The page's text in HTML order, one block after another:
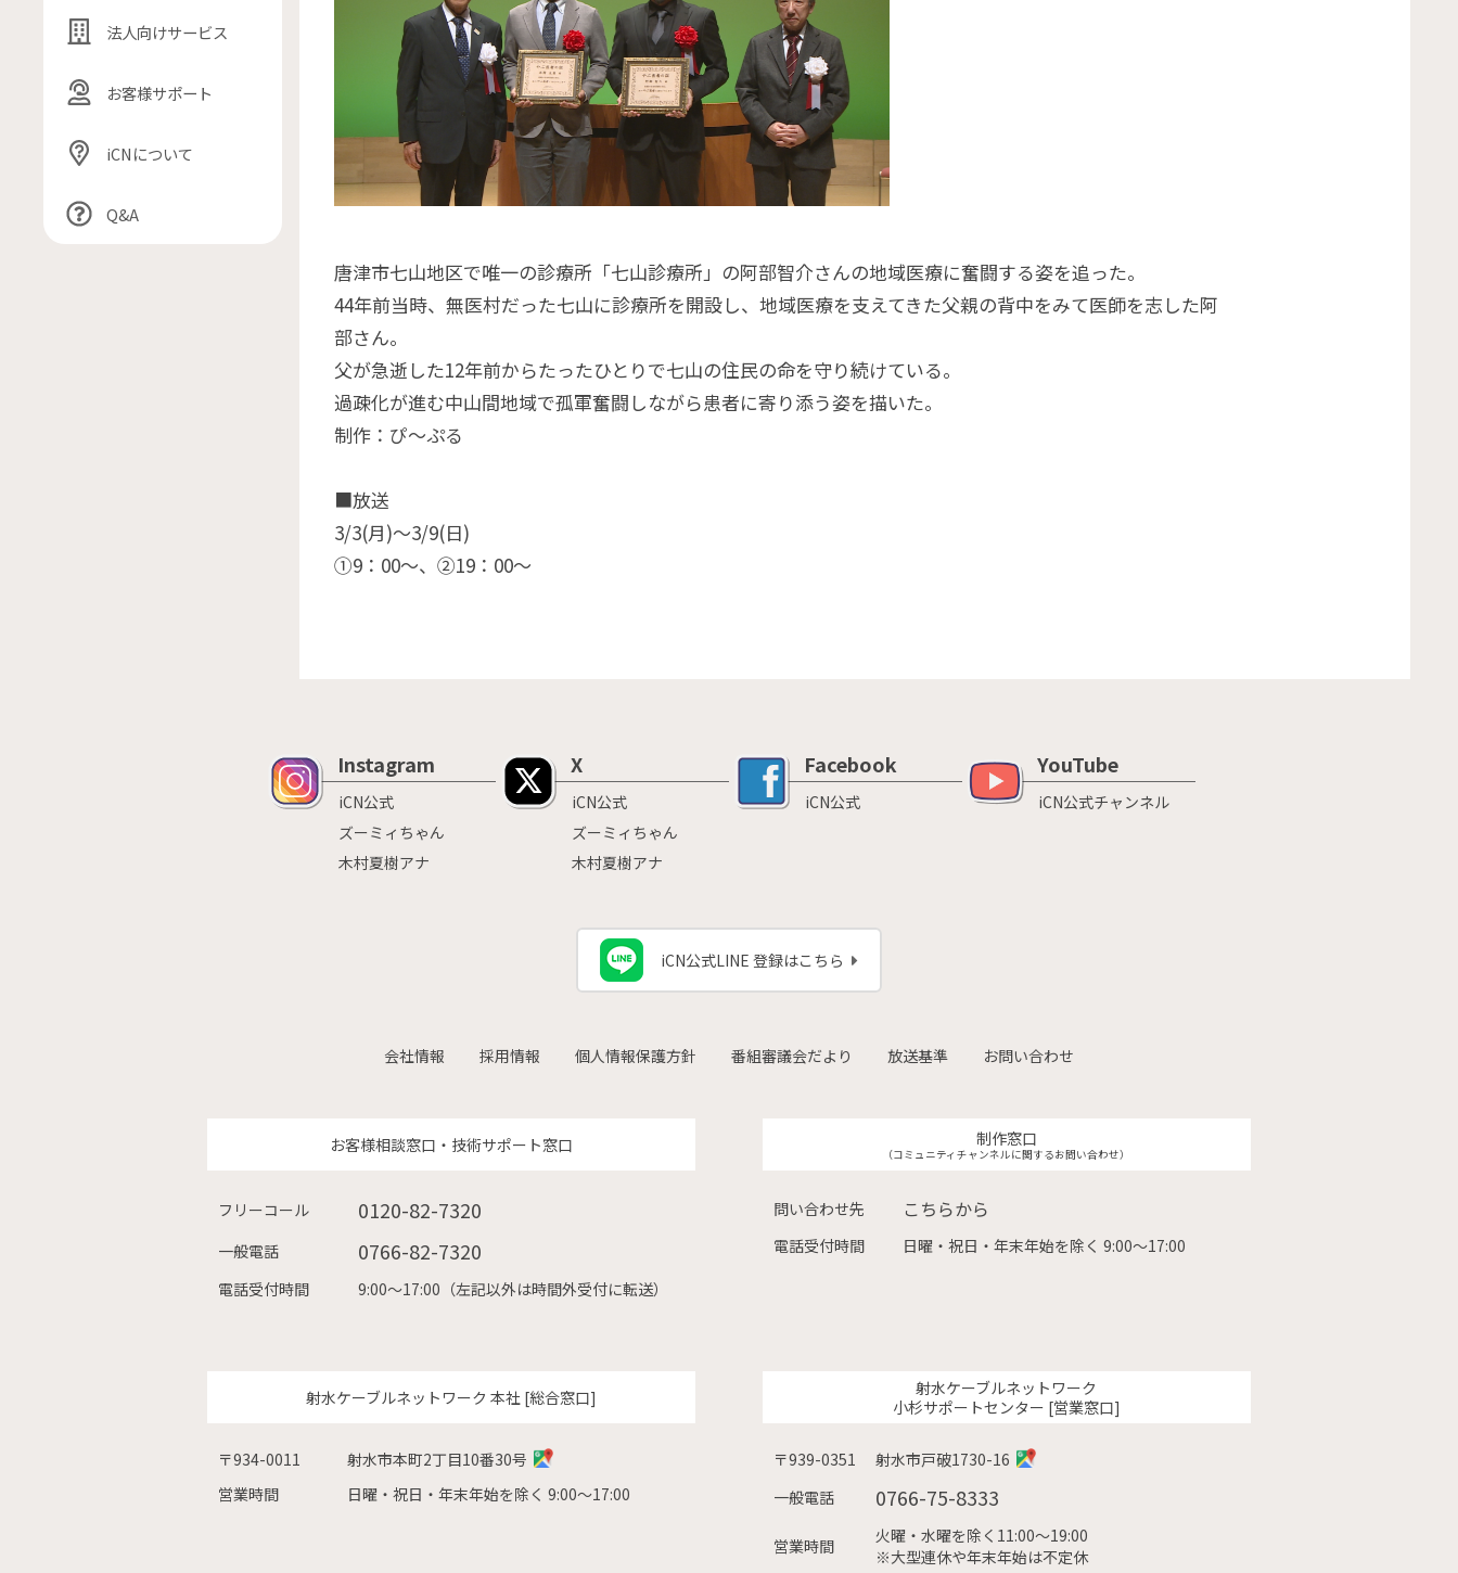
法人向けサービス
お客様サポート
iCNについて
Q&A
唐津市七山地区で唯一の診療所「七山診療所」の阿部智介さんの地域医療に奮闘する姿を追った。
44年前当時、無医村だった七山に診療所を開設し、地域医療を支えてきた父親の背中をみて医師を志した阿
部さん。
父が急逝した12年前からたったひとりで七山の住民の命を守り続けている。
過疎化が進む中山間地域で孤軍奮闘しながら患者に寄り添う姿を描いた。
制作：ぴ～ぷる
■放送
3/3(月)〜3/9(日)
①9：00〜、②19：00〜
Instagram
iCN公式
ズーミィちゃん
木村夏樹アナ
X
iCN公式
ズーミィちゃん
木村夏樹アナ
Facebook
iCN公式
YouTube
iCN公式チャンネル
iCN公式LINE 登録はこちら
会社情報 採用情報 個人情報保護方針 番組審議会だより 放送基準 お問い合わせ
お客様相談窓口・技術サポート窓口
フリーコール 0120-82-7320
一般電話 0766-82-7320
電話受付時間 9:00〜17:00（左記以外は時間外受付に転送）
制作窓口
（コミュニティチャンネルに関するお問い合わせ）
問い合わせ先 こちらから
電話受付時間 日曜・祝日・年末年始を除く 9:00〜17:00
射水ケーブルネットワーク 本社 [総合窓口]
〒934-0011
射水市本町2丁目10番30号
営業時間
日曜・祝日・年末年始を除く 9:00〜17:00
射水ケーブルネットワーク
小杉サポートセンター [営業窓口]
〒939-0351
射水市戸破1730-16
一般電話
0766-75-8333
営業時間
火曜・水曜を除く11:00〜19:00
※大型連休や年末年始は不定休